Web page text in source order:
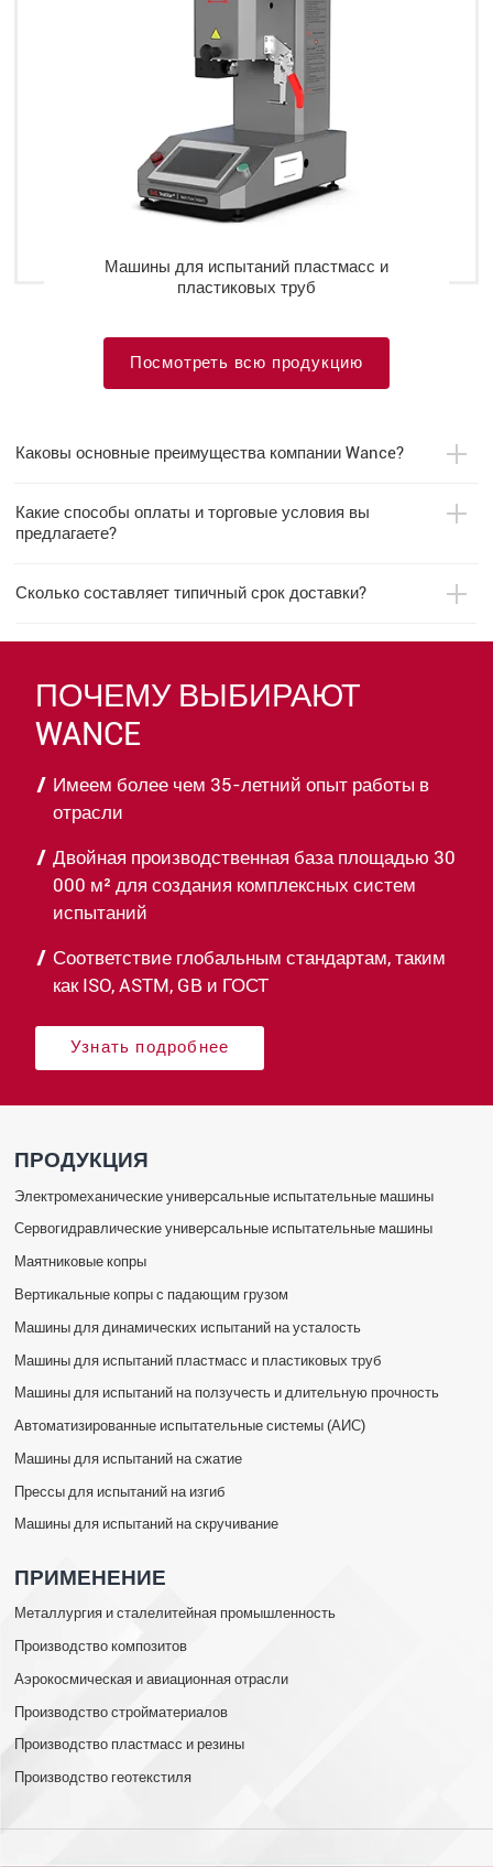
Машины для испытаний пластмасс и
пластиковых труб
Посмотреть всю продукцию
Каковы основные преимущества компании Wance?
Какие способы оплаты и торговые условия вы
предлагаете?
Сколько составляет типичный срок доставки?
ПОЧЕМУ ВЫБИРАЮТ
WANCE
Имеем более чем 35-летний опыт работы в
отрасли
Двойная производственная база площадью 30
000 м² для создания комплексных систем
испытаний
Соответствие глобальным стандартам, таким
как ISO, ASTM, GB и ГОСТ
Узнать подробнее
ПРОДУКЦИЯ
Электромеханические универсальные испытательные машины
Сервогидравлические универсальные испытательные машины
Маятниковые копры
Вертикальные копры с падающим грузом
Машины для динамических испытаний на усталость
Машины для испытаний пластмасс и пластиковых труб
Машины для испытаний на ползучесть и длительную прочность
Автоматизированные испытательные системы (АИС)
Машины для испытаний на сжатие
Прессы для испытаний на изгиб
Машины для испытаний на скручивание
ПРИМЕНЕНИЕ
Металлургия и сталелитейная промышленность
Производство композитов
Аэрокосмическая и авиационная отрасли
Производство стройматериалов
Производство пластмасс и резины
Производство геотекстиля